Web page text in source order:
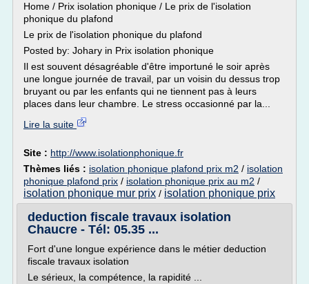
Home / Prix isolation phonique / Le prix de l'isolation
phonique du plafond
Le prix de l'isolation phonique du plafond
Posted by: Johary in Prix isolation phonique
Il est souvent désagréable d'être importuné le soir après
une longue journée de travail, par un voisin du dessus trop
bruyant ou par les enfants qui ne tiennent pas à leurs
places dans leur chambre. Le stress occasionné par la...
Lire la suite
Site : http://www.isolationphonique.fr
Thèmes liés : isolation phonique plafond prix m2 / isolation
phonique plafond prix / isolation phonique prix au m2 /
isolation phonique mur prix / isolation phonique prix
deduction fiscale travaux isolation
Chaucre - Tél: 05.35 ...
Fort d'une longue expérience dans le métier deduction
fiscale travaux isolation
Le sérieux, la compétence, la rapidité ...